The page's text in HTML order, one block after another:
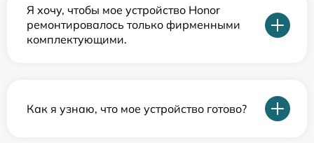
Я хочу, чтобы мое устройство Honor
ремонтировалось только фирменными
комплектующими.
Как я узнаю, что мое устройство готово?